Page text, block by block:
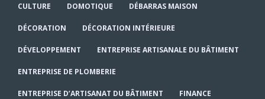
CULTURE DOMOTIQUE DÉBARRAS MAISON
DÉCORATION DÉCORATION INTÉRIEURE
DÉVELOPPEMENT ENTREPRISE ARTISANALE DU BÂTIMENT
ENTREPRISE DE PLOMBERIE
ENTREPRISE D’ARTISANAT DU BÂTIMENT FINANCE